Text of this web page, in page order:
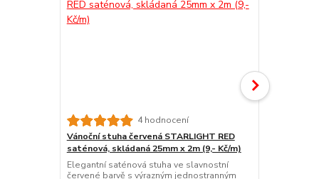
4 hodnocení
Vánoční stuha červená STARLIGHT RED
saténová, skládaná 25mm x 2m (9,- Kč/m)
Elegantní saténová stuha ve slavnostní
červené barvě s výrazným jednostranným